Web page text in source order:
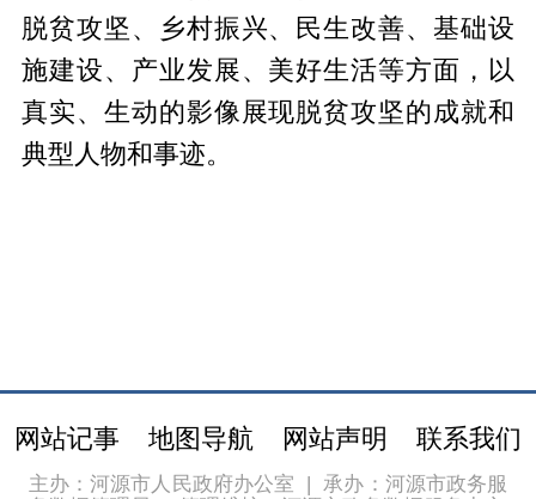
脱贫攻坚、乡村振兴、民生改善、基础设
施建设、产业发展、美好生活等方面，以
真实、生动的影像展现脱贫攻坚的成就和
典型人物和事迹。
网站记事 地图导航 网站声明 联系我们
主办：河源市人民政府办公室 | 承办：河源市政务服